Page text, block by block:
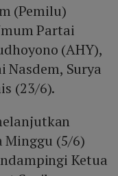
(Pemilu)
Partai
(AHY),
Nasdem, Surya
(23/6).
Minggu (5/6)
Ketua